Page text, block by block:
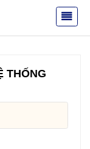
THỐNG